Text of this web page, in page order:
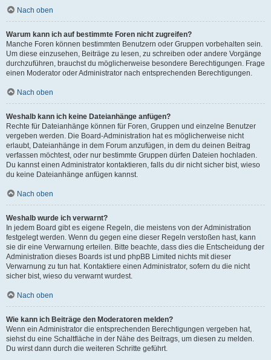
Nach oben
Warum kann ich auf bestimmte Foren nicht zugreifen?
Manche Foren können bestimmten Benutzern oder Gruppen vorbehalten sein.
Um diese einzusehen, Beiträge zu lesen, zu schreiben oder andere Vorgänge
durchzuführen, brauchst du möglicherweise besondere Berechtigungen. Frage
einen Moderator oder Administrator nach entsprechenden Berechtigungen.
Nach oben
Weshalb kann ich keine Dateianhänge anfügen?
Rechte für Dateianhänge können für Foren, Gruppen und einzelne Benutzer
vergeben werden. Die Board-Administration hat es möglicherweise nicht
erlaubt, Dateianhänge in dem Forum anzufügen, in dem du deinen Beitrag
verfassen möchtest, oder nur bestimmte Gruppen dürfen Dateien hochladen.
Du kannst einen Administrator kontaktieren, falls du dir nicht sicher bist, wieso
du keine Dateianhänge anfügen kannst.
Nach oben
Weshalb wurde ich verwarnt?
In jedem Board gibt es eigene Regeln, die meistens von der Administration
festgelegt werden. Wenn du gegen eine dieser Regeln verstoßen hast, kann
sie dir eine Verwarnung erteilen. Bitte beachte, dass dies die Entscheidung der
Administration dieses Boards ist und phpBB Limited nichts mit dieser
Verwarnung zu tun hat. Kontaktiere einen Administrator, sofern du die nicht
sicher bist, wieso du verwarnt wurdest.
Nach oben
Wie kann ich Beiträge den Moderatoren melden?
Wenn ein Administrator die entsprechenden Berechtigungen vergeben hat,
siehst du eine Schaltfläche in der Nähe des Beitrags, um diesen zu melden.
Du wirst dann durch die weiteren Schritte geführt.